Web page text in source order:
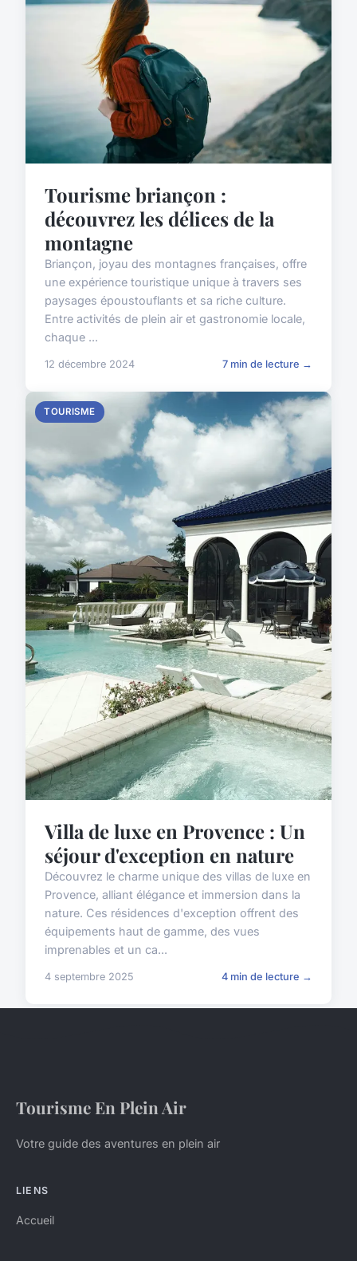
Tourisme briançon :
découvrez les délices de la
montagne
Briançon, joyau des montagnes françaises, offre
une expérience touristique unique à travers ses
paysages époustouflants et sa riche culture.
Entre activités de plein air et gastronomie locale,
chaque ...
12 décembre 2024 7 min de lecture →
TOURISME
Villa de luxe en Provence : Un
séjour d'exception en nature
Découvrez le charme unique des villas de luxe en
Provence, alliant élégance et immersion dans la
nature. Ces résidences d'exception offrent des
équipements haut de gamme, des vues
imprenables et un ca...
4 septembre 2025 4 min de lecture →
Tourisme En Plein Air
Votre guide des aventures en plein air
LIENS
Accueil